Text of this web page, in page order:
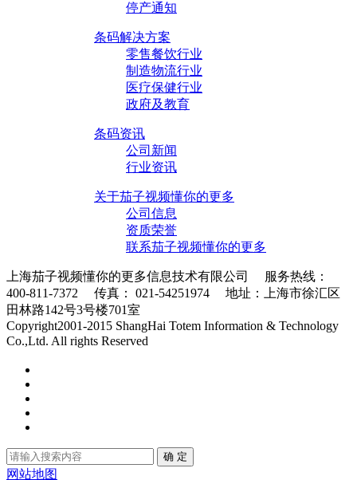
停产通知
条码解决方案
零售餐饮行业
制造物流行业
医疗保健行业
政府及教育
条码资讯
公司新闻
行业资讯
关于茄子视频懂你的更多
公司信息
资质荣誉
联系茄子视频懂你的更多
上海茄子视频懂你的更多信息技术有限公司 服务热线：
400-811-7372 传真： 021-54251974 地址：上海市徐汇区
田林路142号3号楼701室
Copyright2001-2015 ShangHai Totem Information & Technology
Co.,Ltd. All rights Reserved
确 定
网站地图